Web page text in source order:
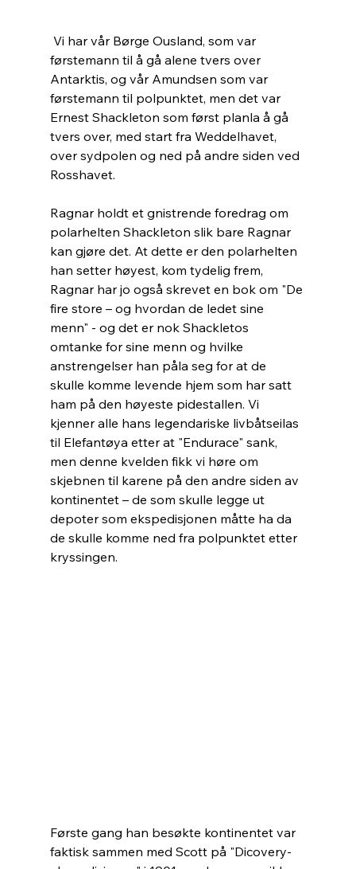
førstemann til å gå alene tvers over
Antarktis, og vår Amundsen som var
førstemann til polpunktet, men det var
Ernest Shackleton som først planla å gå
tvers over, med start fra Weddelhavet,
over sydpolen og ned på andre siden ved
Rosshavet.
Ragnar holdt et gnistrende foredrag om
polarhelten Shackleton slik bare Ragnar
kan gjøre det. At dette er den polarhelten
han setter høyest, kom tydelig frem,
Ragnar har jo også skrevet en bok om "De
fire store – og hvordan de ledet sine
menn" - og det er nok Shackletos
omtanke for sine menn og hvilke
anstrengelser han påla seg for at de
skulle komme levende hjem som har satt
ham på den høyeste pidestallen. Vi
kjenner alle hans legendariske livbåtseilas
til Elefantøya etter at "Endurace" sank,
men denne kvelden fikk vi høre om
skjebnen til karene på den andre siden av
kontinentet – de som skulle legge ut
depoter som ekspedisjonen måtte ha da
de skulle komme ned fra polpunktet etter
kryssingen.
Første gang han besøkte kontinentet var
faktisk sammen med Scott på "Dicovery-